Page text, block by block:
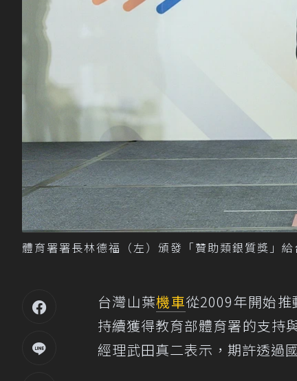
體育署署長林德福（左）頒發「贊助類銀質獎」
台灣山葉機車從2009年開始推
持續獲得教育部體育署的支持
經理武田真二表示，期許透過